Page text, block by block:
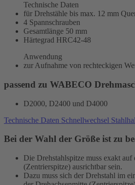
Technische Daten
für Drehstähle bis max. 12 mm
4 Spannschrauben
Gesamtlänge 50 mm
Härtegrad HRC42-48
Anwendung
zur Aufnahme von rechteckigen
passend zu WABECO
D2000, D2400 und D4000
Technische Daten Schnellwechsel
Bei der Wahl der Größe ist zu
Die Drehstahlspitze muss exakt auf
(Zentrierspitze) ausrichtbar sein.
Dazu muss sich der Drehstahl im